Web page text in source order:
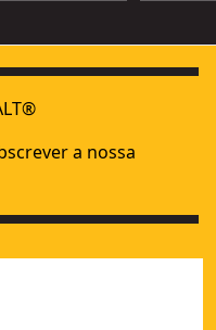
a nossa